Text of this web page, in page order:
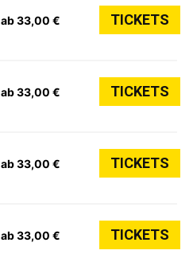
ab 33,00 € TICKETS
ab 33,00 € TICKETS
ab 33,00 € TICKETS
ab 33,00 € TICKETS